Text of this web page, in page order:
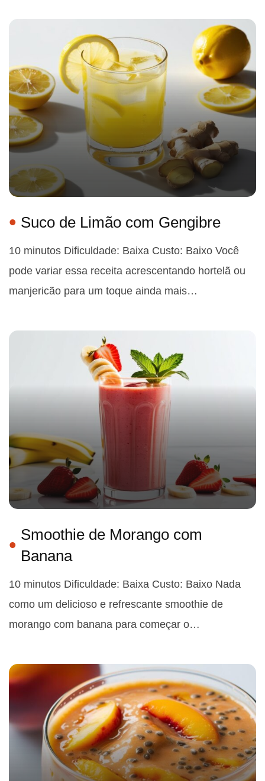
Suco de Limão com Gengibre
10 minutos Dificuldade: Baixa Custo: Baixo Você
pode variar essa receita acrescentando hortelã ou
manjericão para um toque ainda mais…
Smoothie de Morango com
Banana
10 minutos Dificuldade: Baixa Custo: Baixo Nada
como um delicioso e refrescante smoothie de
morango com banana para começar o…